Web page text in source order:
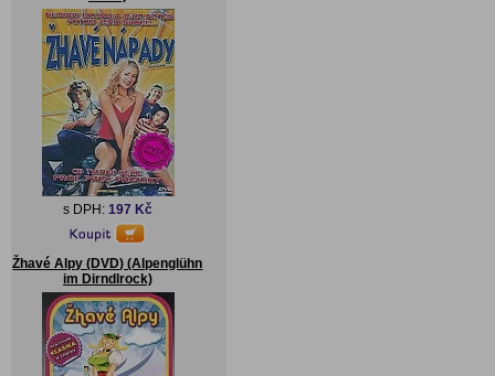
s DPH: 197 Kč
Žhavé Alpy (DVD) (Alpenglühn
im Dirndlrock)